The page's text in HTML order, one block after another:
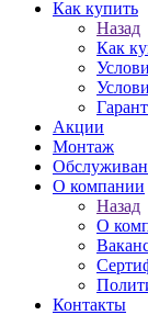
Как купить
Назад
Как
Акции
Монтаж
О компании
Назад
О
Контакты